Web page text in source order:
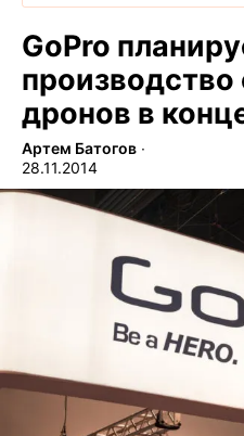
GoPro
дронов в
Артем Батогов ∙
28.11.2014